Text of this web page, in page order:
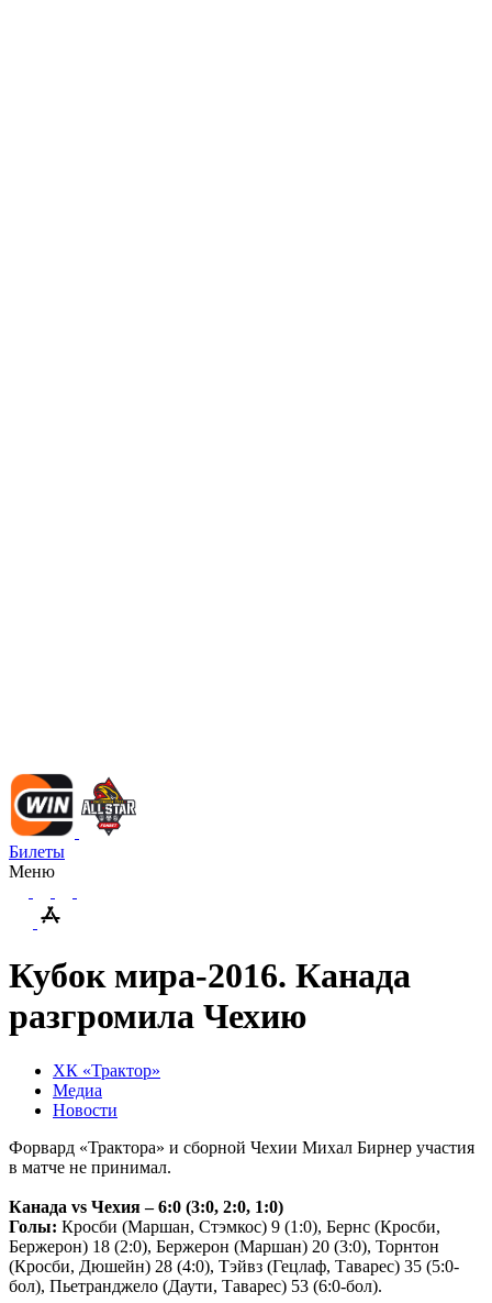
Билеты
Меню
Кубок мира-2016. Канада
разгромила Чехию
ХК «Трактор»
Медиа
Новости
Форвард «Трактора» и сборной Чехии Михал Бирнер участия
в матче не принимал.
Канада vs Чехия – 6:0 (3:0, 2:0, 1:0)
Голы: Кросби (Маршан, Стэмкос) 9 (1:0), Бернс (Кросби,
Бержерон) 18 (2:0), Бержерон (Маршан) 20 (3:0), Торнтон
(Кросби, Дюшейн) 28 (4:0), Тэйвз (Гецлаф, Таварес) 35 (5:0-
бол), Пьетранджело (Даути, Таварес) 53 (6:0-бол).